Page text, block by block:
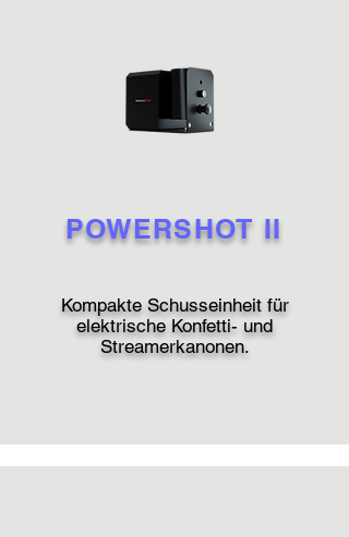
POWERSHOT II
Kompakte Schusseinheit für
elektrische Konfetti- und
Streamerkanonen.